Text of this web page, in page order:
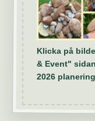
Klicka på
& Event"
2026